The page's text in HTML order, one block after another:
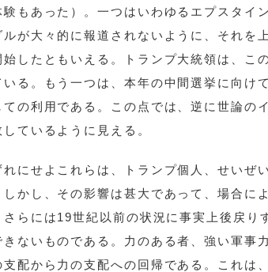
験もあった）。一つはいわゆるエプスタイ
ルが大々的に報道されないように、それを
始したともいえる。トランプ大統領は、こ
いる。もう一つは、本年の中間選挙に向け
ての利用である。この点では、逆に世論の
しているように見える。
れにせよこれらは、トランプ個人、せいぜ
しかし、その影響は甚大であって、場合に
さらには19世紀以前の状況に事実上後戻り
きないものである。力のある者、強い軍事
支配から力の支配への回帰である。これは